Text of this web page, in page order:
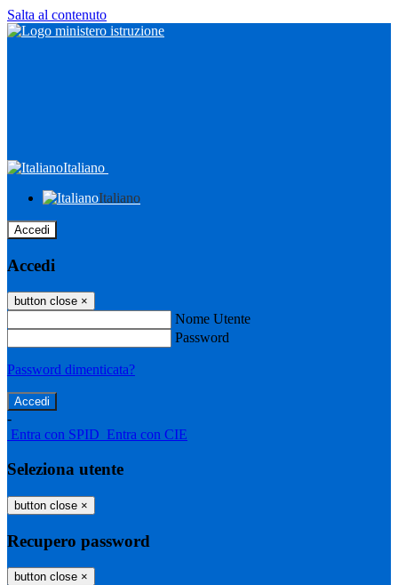
Salta al contenuto
Italiano
Italiano
Accedi
Accedi
button close ×
Nome Utente
Password
Password dimenticata?
-
Entra con SPID Entra con CIE
Seleziona utente
button close ×
Recupero password
button close ×